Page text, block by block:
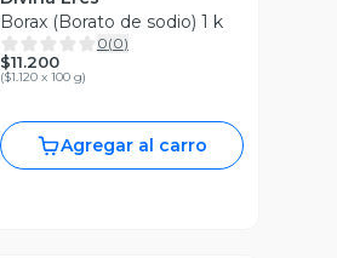
Borax (Borato de sodio) 1 k
0(0)
$11.200
($1.120 x 100 g)
Agregar al carro